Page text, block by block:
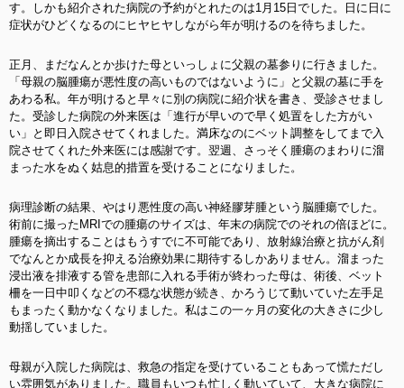
す。しかも紹介された病院の予約がとれたのは1月15日でした。日に日に
症状がひどくなるのにヒヤヒヤしながら年が明けるのを待ちました。
正月、まだなんとか歩けた母といっしょに父親の墓参りに行きました。
「母親の脳腫瘍が悪性度の高いものではないように」と父親の墓に手を
あわる私。年が明けると早々に別の病院に紹介状を書き、受診させまし
た。受診した病院の外来医は「進行が早いので早く処置をした方がい
い」と即日入院させてくれました。満床なのにベット調整をしてまで入
院させてくれた外来医には感謝です。翌週、さっそく腫瘍のまわりに溜
まった水をぬく姑息的措置を受けることになりました。
病理診断の結果、やはり悪性度の高い神経膠芽腫という脳腫瘍でした。
術前に撮ったMRIでの腫瘍のサイズは、年末の病院でのそれの倍ほどに。
腫瘍を摘出することはもうすでに不可能であり、放射線治療と抗がん剤
でなんとか成長を抑える治療効果に期待するしかありません。溜まった
浸出液を排液する管を患部に入れる手術が終わった母は、術後、ベット
柵を一日中叩くなどの不穏な状態が続き、かろうじて動いていた左手足
もまったく動かなくなりました。私はこの一ヶ月の変化の大きさに少し
動揺していました。
母親が入院した病院は、救急の指定を受けていることもあって慌ただし
い雰囲気がありました。職員もいつも忙しく動いていて、大きな病院に